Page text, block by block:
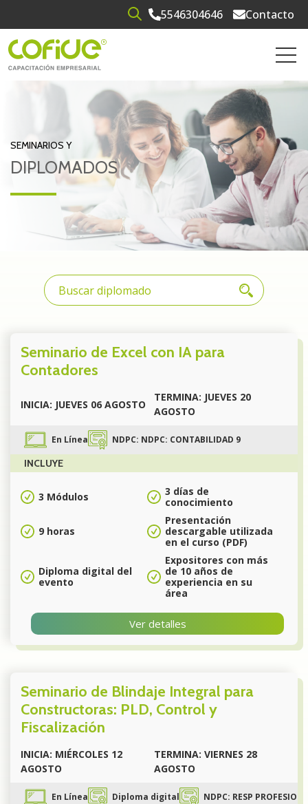
Open search5546304646 Contacto
SEMINARIOS Y
DIPLOMADOS
Seminario de Excel con IA para
Contadores
INICIA: JUEVES 06 AGOSTO
TERMINA: JUEVES 20
AGOSTO
En Línea NDPC: NDPC: CONTABILIDAD 9
INCLUYE
3 Módulos
3 días de
conocimiento
9 horas
Presentación
descargable utilizada
en el curso (PDF)
Diploma digital del
evento
Expositores con más
de 10 años de
experiencia en su
área
Ver detalles
Seminario de Blindaje Integral para
Constructoras: PLD, Control y
Fiscalización
INICIA: MIÉRCOLES 12
AGOSTO
TERMINA: VIERNES 28
AGOSTO
En Línea Diploma digital NDPC: RESP